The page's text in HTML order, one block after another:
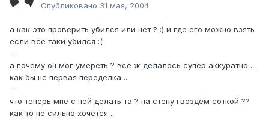
Опубликовано 31 мая, 2004
а как это проверить убился или нет ? :) и где его можно взять
если всё таки убился :(
--
а почему он мог умереть ? всё ж делалось супер аккуратно ...
как бы не первая переделка ..
--
что теперь мне с ней делать та ? на стену гвоздём соткой ??
как то не сильно хочется ...